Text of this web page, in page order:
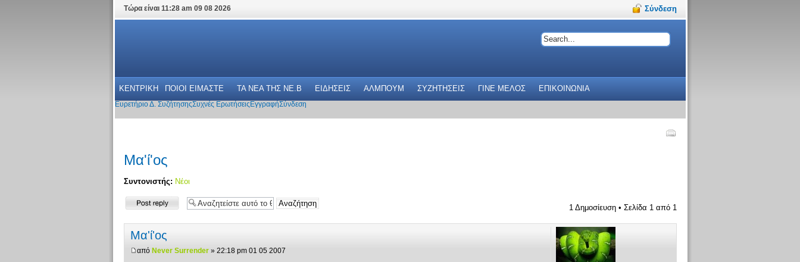
Τώρα είναι 11:28 am 09 08 2026 Σύνδεση
ΚΕΝΤΡΙΚΗ ΠΟΙΟΙ ΕΙΜΑΣΤΕ ΤΑ ΝΕΑ THΣ NE.B ΕΙΔΗΣΕΙΣ ΑΛΜΠΟΥΜ ΣΥΖΗΤΗΣΕΙΣ ΓΙΝΕ ΜΕΛΟΣ ΕΠΙΚΟΙΝΩΝΙΑ
Ευρετήριο Δ. ΣυζήτησηςΣυχνές Ερωτήσεις ΕγγραφήΣύνδεση
Μα'ί'ος
Συντονιστής: Νέοι
Δημιουργία
απάντησης
1 Δημοσίευση • Σελίδα 1από 1
Μα'ί'ος
από Never Surrender» 22:18 pm 01 05 2007